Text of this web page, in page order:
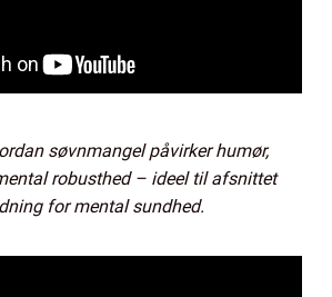
søvnmangel påvirker humør,
robusthed – ideel til afsnittet
for mental sundhed.